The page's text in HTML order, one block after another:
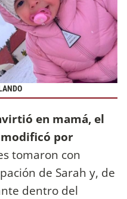
en mamá, el
modificó por
tomaron con
de Sarah y, de
dentro del